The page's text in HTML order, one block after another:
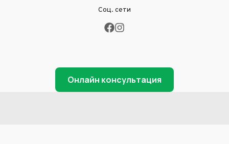
Соц. сети
Онлайн консультация